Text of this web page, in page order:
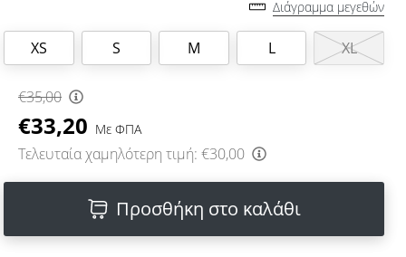
Διάγραμμα μεγεθών
XS S M L XL
€35,00
€33,20 Με ΦΠΑ
Τελευταία χαμηλότερη τιμή: €30,00
Προσθήκη στο καλάθι